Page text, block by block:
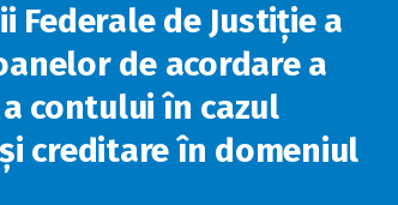
Federale de Justiție a
de acordare a
contului în cazul
creditare în domeniul